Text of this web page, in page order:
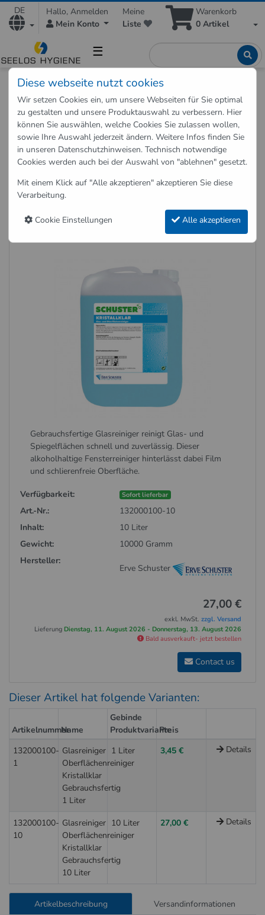
DE
Hallo, Anmelden
Mein Konto
Meine
Liste
Warenkorb
0 Artikel
☰
Shop Reinigungsmittel
Flächenreiniger
Glasreiniger Oberflächenreiniger Kristallklar
Gebrauchsfertig 10 Liter
Zurück zu "Flächenreiniger"
Glasreiniger Oberflächenreiniger
Kristallklar Gebrauchsfertig 10
Liter
Art.-Nr.: 132000100-10
Gebrauchsfertige Glasreiniger reinigt Glas- und
Spiegelflächen schnell und zuverlässig. Dieser
alkoholhaltige Fensterreiniger hinterlässt dabei Film
und schlierenfreie Oberfläche.
Verfügbarkeit: Sofort lieferbar
Art.-Nr.:
132000100-10
Inhalt:
10 Liter
Gewicht:
10000 Gramm
Hersteller:
Erve Schuster
27,00 €
exkl. MwSt.zzgl. Versand
Lieferung Dienstag, 11. August 2026 - Donnerstag, 13. August 2026
Bald ausverkauft- jetzt bestellen
Contact us
Dieser Artikel hat folgende Varianten:
ArtikelnummerName
Gebinde
Produktvariante
Preis
132000100-
1
Glasreiniger
Oberflächenreiniger
Kristallklar
Gebrauchsfertig
1 Liter
1 Liter 3,45 € Details
132000100-
10
Glasreiniger
Oberflächenreiniger
Kristallklar
Gebrauchsfertig
10 Liter
10 Liter 27,00 € Details
Artikelbeschreibung Versandinformationen
Diese webseite nutzt cookies
Wir setzen Cookies ein, um unsere Webseiten für Sie optimal
zu gestalten und unsere Produktauswahl zu verbessern. Hier
können Sie auswählen, welche Cookies Sie zulassen wollen,
sowie Ihre Auswahl jederzeit ändern. Weitere Infos finden Sie
in unseren Datenschutzhinweisen. Technisch notwendige
Cookies werden auch bei der Auswahl von "ablehnen" gesetzt.
Mit einem Klick auf "Alle akzeptieren" akzeptieren Sie diese
Verarbeitung.
Cookie Einstellungen Alle akzeptieren